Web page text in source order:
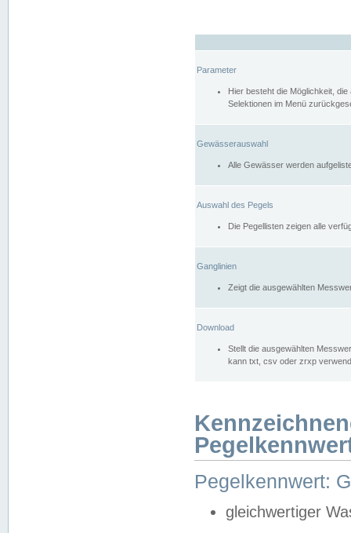
Parameter
Hier besteht die Möglichkeit,
Selektionen im Menü
Gewässerauswahl
Alle Gewässer werden
Auswahl des Pegels
Die Pegellisten zeigen alle
Ganglinien
Zeigt die ausgewählten
Download
Stellt die ausgewählten
kann txt, csv oder zrxp
Pegelkennwert:
gleichwertiger